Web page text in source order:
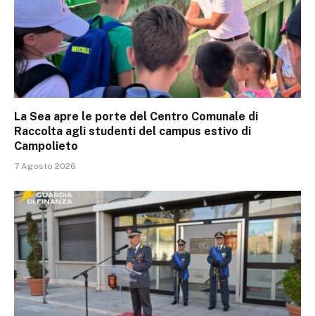
La Sea apre le porte del Centro Comunale di
Raccolta agli studenti del campus estivo di
Campolieto
7 Agosto 2026